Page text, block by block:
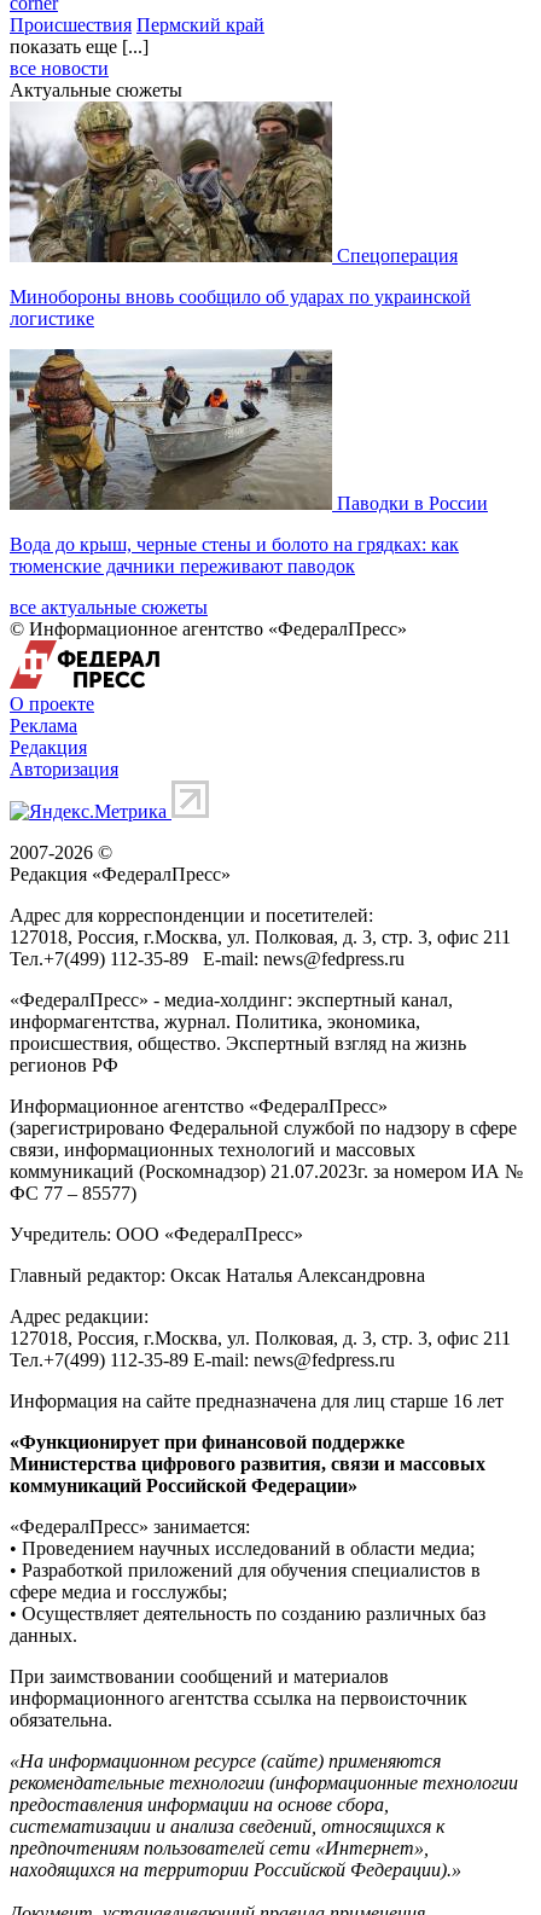
Происшествия Пермский край
показать еще [...]
все новости
Актуальные сюжеты
Спецоперация
Минобороны вновь сообщило об ударах по украинской
логистике
Паводки в России
Вода до крыш, черные стены и болото на грядках: как
тюменские дачники переживают паводок
все актуальные сюжеты
© Информационное агентство «ФедералПресс»
О проекте
Реклама
Редакция
Авторизация
2007-2026 ©
Редакция «ФедералПресс»
Адрес для корреспонденции и посетителей:
127018, Россия, г.Москва, ул. Полковая, д. 3, стр. 3, офис 211
Тел.+7(499) 112-35-89 E-mail: news@fedpress.ru
«ФедералПресс» - медиа-холдинг: экспертный канал,
информагентства, журнал. Политика, экономика,
происшествия, общество. Экспертный взгляд на жизнь
регионов РФ
Информационное агентство «ФедералПресс»
(зарегистрировано Федеральной службой по надзору в сфере
связи, информационных технологий и массовых
коммуникаций (Роскомнадзор) 21.07.2023г. за номером ИА №
ФС 77 – 85577)
Учредитель: ООО «ФедералПресс»
Главный редактор: Оксак Наталья Александровна
Адрес редакции:
127018, Россия, г.Москва, ул. Полковая, д. 3, стр. 3, офис 211
Тел.+7(499) 112-35-89 E-mail: news@fedpress.ru
Информация на сайте предназначена для лиц старше 16 лет
«Функционирует при финансовой поддержке
Министерства цифрового развития, связи и массовых
коммуникаций Российской Федерации»
«ФедералПресс» занимается:
• Проведением научных исследований в области медиа;
• Разработкой приложений для обучения специалистов в
сфере медиа и госслужбы;
• Осуществляет деятельность по созданию различных баз
данных.
При заимствовании сообщений и материалов
информационного агентства ссылка на первоисточник
обязательна.
«На информационном ресурсе (сайте) применяются
рекомендательные технологии (информационные технологии
предоставления информации на основе сбора,
систематизации и анализа сведений, относящихся к
предпочтениям пользователей сети «Интернет»,
находящихся на территории Российской Федерации).»